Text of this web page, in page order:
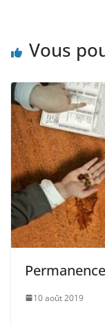
o n
Vous
10 août 2019